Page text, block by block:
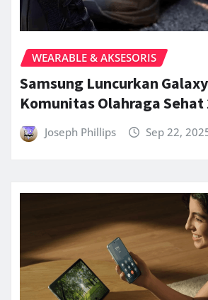
WEARABLE & AKSESORIS
Samsung Luncurkan
Komunitas Olahraga Sehat
Joseph Phillips Sep 22,